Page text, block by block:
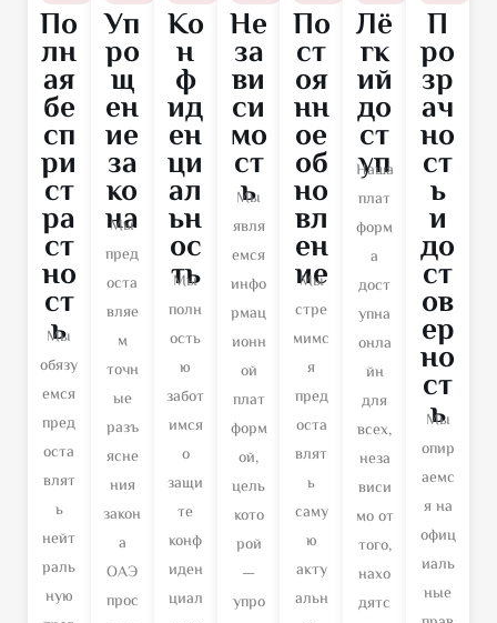
По
лн
ая
бе
сп
ри
ст
ра
ст
но
ст
ь
Мы
обязу
емся
пред
оста
влят
ь
нейт
раль
ную
Уп
ро
щ
ен
ие
за
ко
на
Мы
пред
оста
вляе
м
точн
ые
разъ
ясне
ния
закон
а
ОАЭ
прос
Ко
н
ф
ид
ен
ци
ал
ьн
ос
ть
Мы
полн
ость
ю
забот
имся
о
защи
те
конф
иден
циал
Не
за
ви
си
мо
ст
ь
Мы
явля
емся
инфо
рмац
ионн
ой
плат
форм
ой,
цель
кото
рой
—
упро
По
ст
оя
нн
ое
об
но
вл
ен
ие
Мы
стре
мимс
я
пред
оста
влят
ь
саму
ю
акту
альн
Лё
гк
ий
до
ст
уп
Наша
плат
форм
а
дост
упна
онла
йн
для
всех,
неза
виси
мо от
того,
нахо
дятс
П
ро
зр
ач
но
ст
ь
и
до
ст
ов
ер
но
ст
ь
Мы
опир
аемс
я на
офиц
иаль
ные